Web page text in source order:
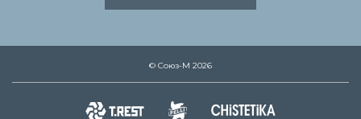
© Союз-М 2026